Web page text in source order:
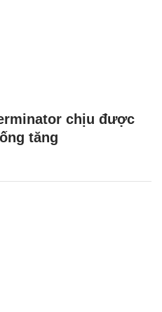
chịu được
tăng